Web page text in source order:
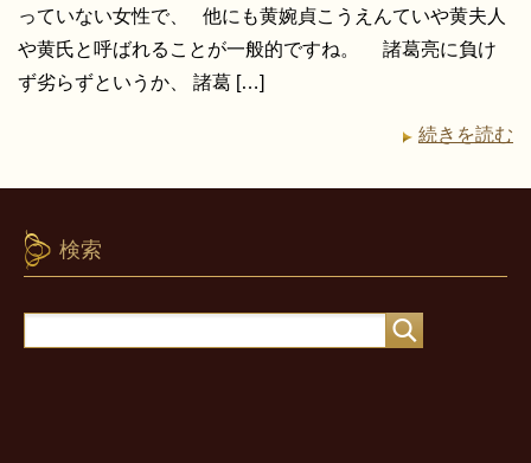
っていない女性で、 他にも黄婉貞こうえんていや黄夫人
や黄氏と呼ばれることが一般的ですね。 諸葛亮に負け
ず劣らずというか、 諸葛 […]
続きを読む
検索